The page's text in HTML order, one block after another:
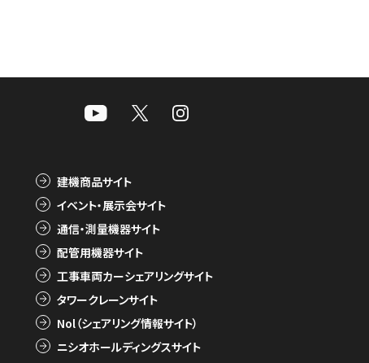
建機商品サイト
イベント・展示会サイト
通信・測量機器サイト
配管用機器サイト
工事車両カーシェアリングサイト
タワークレーンサイト
Nol（シェアリング情報サイト）
ニシオホールディングスサイト